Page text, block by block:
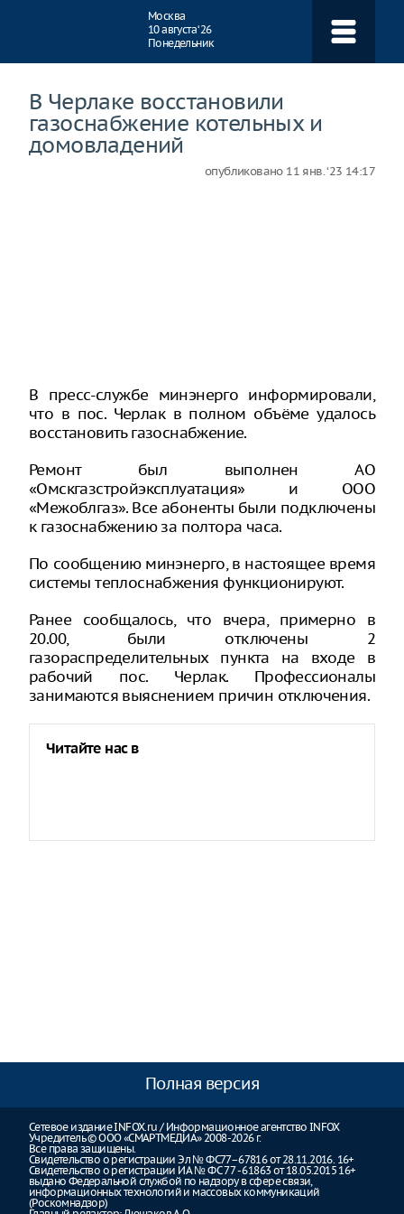
Москва
10 августа ‘26
Понедельник
В Черлаке восстановили
газоснабжение котельных и
домовладений
опубликовано 11 янв. ‘23 14:17
В пресс-службе минэнерго информировали,
что в пос. Черлак в полном объёме удалось
восстановить газоснабжение.
Ремонт был выполнен АО
«Омскгазстройэксплуатация» и ООО
«Межоблгаз». Все абоненты были подключены
к газоснабжению за полтора часа.
По сообщению минэнерго, в настоящее время
системы теплоснабжения функционируют.
Ранее сообщалось, что вчера, примерно в
20.00, были отключены 2
газораспределительных пункта на входе в
рабочий пос. Черлак. Профессионалы
занимаются выяснением причин отключения.
Читайте нас в
Полная версия
Сетевое издание INFOX.ru / Информационное агентство INFOX
Учредитель © ООО «СМАРТМЕДИА» 2008-2026 г.
Все права защищены.
Свидетельство о регистрации Эл № ФС77–67816 от 28.11.2016. 16+
Свидетельство о регистрации ИА № ФС 77 - 61863 от 18.05.2015 16+
выдано Федеральной службой по надзору в сфере связи,
информационных технологий и массовых коммуникаций
(Роскомнадзор)